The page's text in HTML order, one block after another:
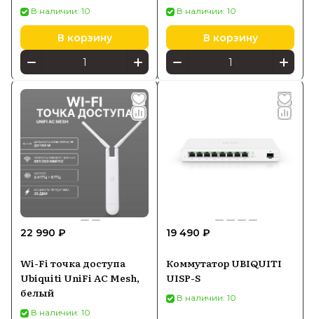
В наличии: 10
В корзину
В наличии: 10
В корзину
22 990 ₽
Wi-Fi точка доступа
Ubiquiti UniFi AC Mesh,
белый
В наличии: 10
19 490 ₽
Коммутатор UBIQUITI
UISP-S
В наличии: 10